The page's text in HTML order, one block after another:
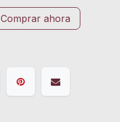
Comprar ahora